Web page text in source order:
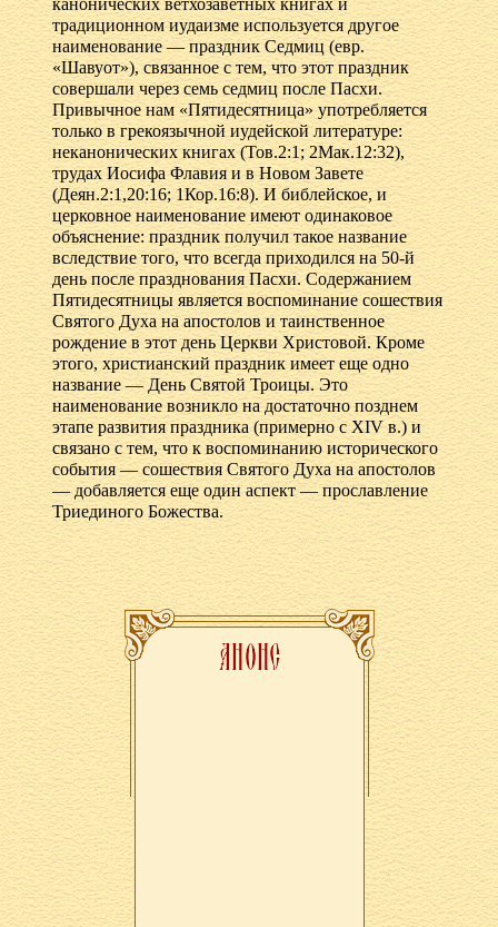
канонических ветхозаветных книгах и
традиционном иудаизме используется другое
наименование — праздник Седмиц (евр.
«Шавуот»), связанное с тем, что этот праздник
совершали через семь седмиц после Пасхи.
Привычное нам «Пятидесятница» употребляется
только в грекоязычной иудейской литературе:
неканонических книгах (Тов.2:1; 2Мак.12:32),
трудах Иосифа Флавия и в Новом Завете
(Деян.2:1,20:16; 1Кор.16:8). И библейское, и
церковное наименование имеют одинаковое
объяснение: праздник получил такое название
вследствие того, что всегда приходился на 50-й
день после празднования Пасхи. Содержанием
Пятидесятницы является воспоминание сошествия
Святого Духа на апостолов и таинственное
рождение в этот день Церкви Христовой. Кроме
этого, христианский праздник имеет еще одно
название — День Святой Троицы. Это
наименование возникло на достаточно позднем
этапе развития праздника (примерно с XIV в.) и
связано с тем, что к воспоминанию исторического
события — сошествия Святого Духа на апостолов
— добавляется еще один аспект — прославление
Триединого Божества.